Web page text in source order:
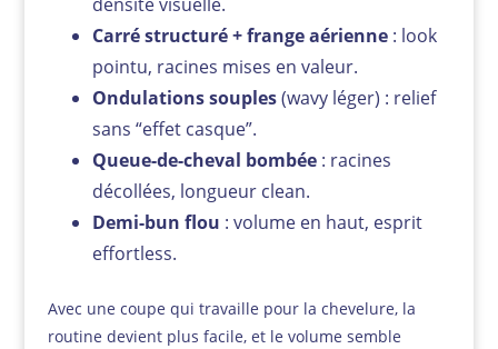
densité visuelle.
Carré structuré + frange aérienne: look
pointu, racines mises en valeur.
Ondulations souples(wavy léger) : relief
sans “effet casque”.
Queue-de-cheval bombée: racines
décollées, longueur clean.
Demi-bun flou : volume en haut, esprit
effortless.
Avec une coupe qui travaille pour la chevelure, la
routine devient plus facile, et le volume semble